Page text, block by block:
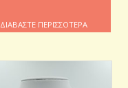
ΔΙΑΒΆΣΤΕ ΠΕΡΙΣΣΌΤΕΡΑ